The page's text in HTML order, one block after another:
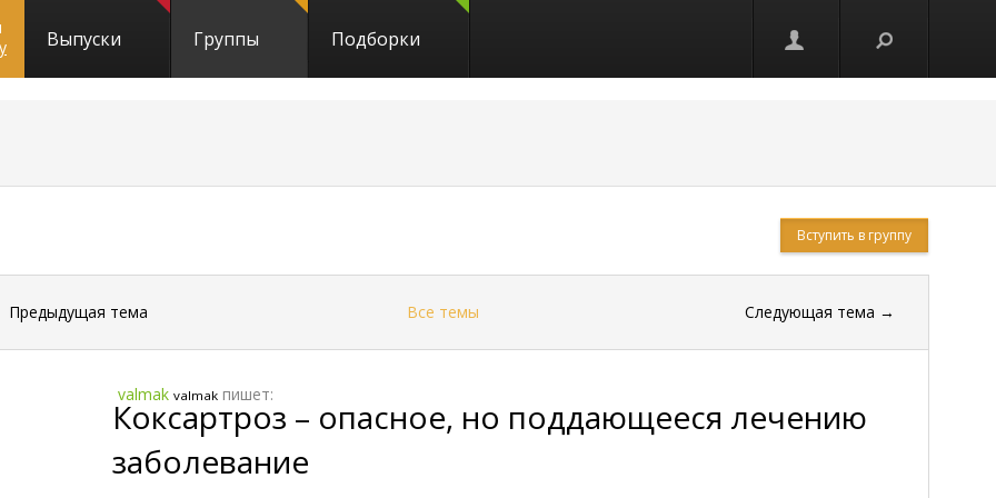
Выпуски Группы Подборки
Вступить в группу
Предыдущая тема Все темы Следующая тема →
valmak valmak пишет:
Коксартроз – опасное, но поддающееся лечению
заболевание